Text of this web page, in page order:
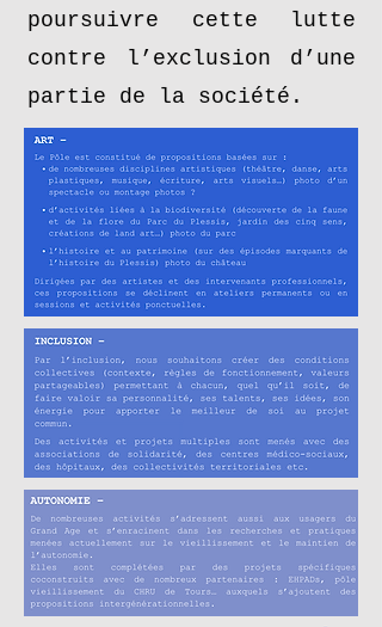
poursuivre cette lutte
contre l’exclusion d’une
partie de la société.